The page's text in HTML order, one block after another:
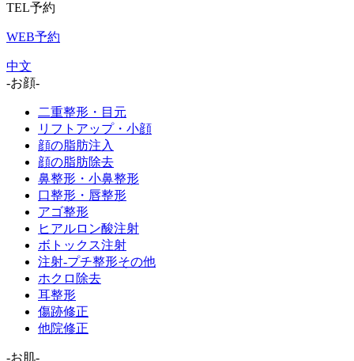
TEL予約
WEB予約
中文
-お顔-
二重整形・目元
リフトアップ・小顔
顔の脂肪注入
顔の脂肪除去
鼻整形・小鼻整形
口整形・唇整形
アゴ整形
ヒアルロン酸注射
ボトックス注射
注射-プチ整形その他
ホクロ除去
耳整形
傷跡修正
他院修正
-お肌-